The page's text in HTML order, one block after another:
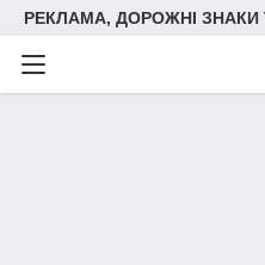
РЕКЛАМА, ДОРОЖНІ